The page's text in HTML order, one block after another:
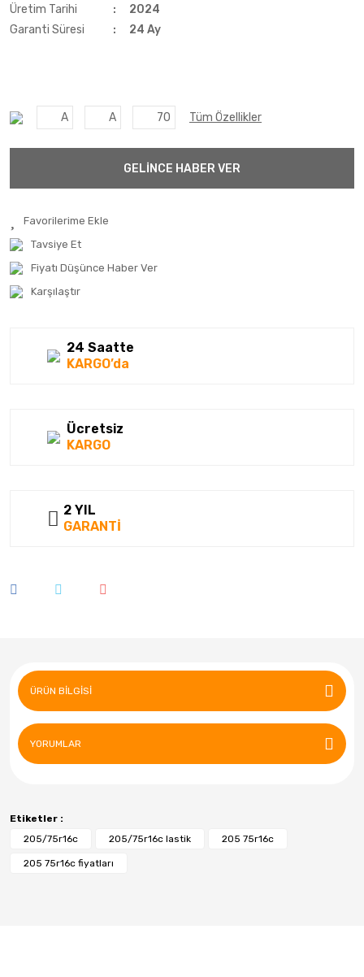
Üretim Tarihi
2024
Garanti Süresi
24 Ay
A A 70 Tüm Özellikler
GELİNCE HABER VER
Tavsiye Et
Fiyatı Düşünce Haber Ver
Karşılaştır
24 Saatte
KARGO’da
Ücretsiz
KARGO
2 YIL
GARANTİ
ÜRÜN BILGISI
YORUMLAR
Etiketler :
205/75r16c
205/75r16c lastik 205 75r16c
205 75r16c fiyatları